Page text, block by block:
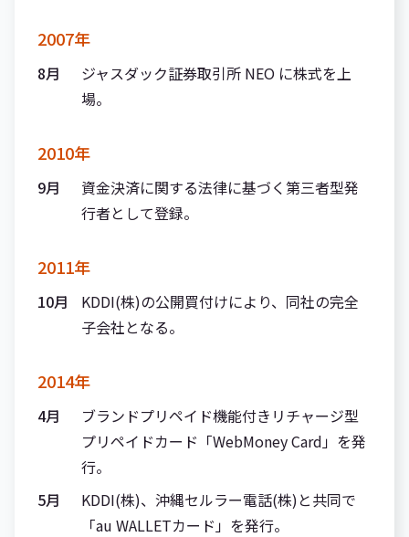
2007年
8月
ジャスダック証券取引所 NEO に株式を上
場。
2010年
9月
資金決済に関する法律に基づく第三者型発
行者として登録。
2011年
10月
KDDI(株)の公開買付けにより、同社の完全
子会社となる。
2014年
4月
ブランドプリペイド機能付きリチャージ型
プリペイドカード「WebMoney Card」を発
行。
5月
KDDI(株)、沖縄セルラー電話(株)と共同で
「au WALLETカード」を発行。